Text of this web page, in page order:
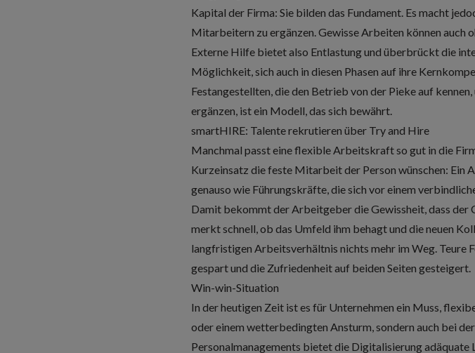
Kapital der Firma: Sie bilden das Fundament. Es macht
Mitarbeitern zu ergänzen. Gewisse Arbeiten können auch
Externe Hilfe bietet also Entlastung und überbrückt die
Möglichkeit, sich auch in diesen Phasen auf ihre
Festangestellten, die den Betrieb von der Pieke auf
ergänzen, ist ein Modell, das sich bewährt.
smartHIRE: Talente rekrutieren über Try and Hire
Manchmal passt eine flexible Arbeitskraft so gut in die
Kurzeinsatz die feste Mitarbeit der Person wünschen: Ein
genauso wie Führungskräfte, die sich vor einem
Damit bekommt der Arbeitgeber die Gewissheit, dass der
merkt schnell, ob das Umfeld ihm behagt und die neuen
langfristigen Arbeitsverhältnis nichts mehr im Weg. Teure
gespart und die Zufriedenheit auf beiden Seiten gesteigert.
Win-win-Situation
In der heutigen Zeit ist es für Unternehmen ein Muss,
oder einem wetterbedingten Ansturm, sondern auch bei
Personalmanagements bietet die Digitalisierung adäquate